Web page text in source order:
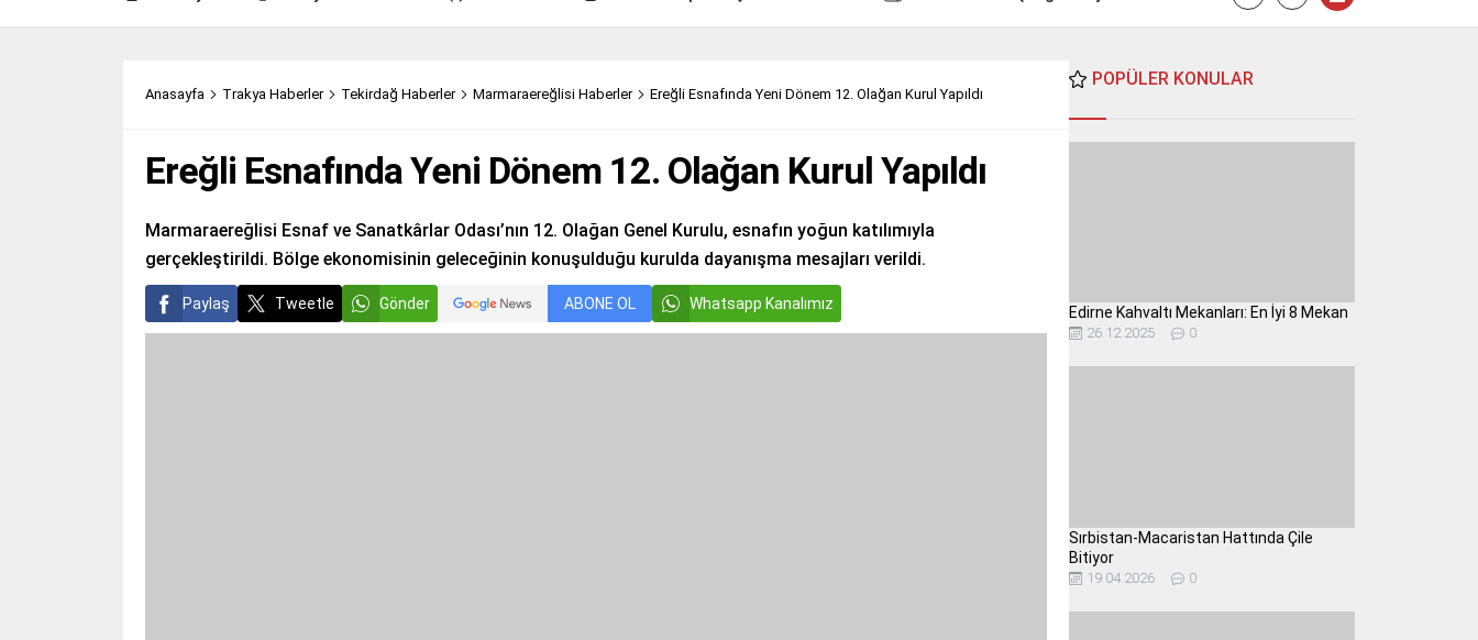
Anasayfa Trakya Haberler Tekirdağ Haberler Marmaraereğlisi Haberler Ereğli Esnafında Yeni Dönem 12. Olağan Kurul Yapıldı
Ereğli Esnafında Yeni Dönem 12. Olağan Kurul Yapıldı
Marmaraereğlisi Esnaf ve Sanatkârlar Odası’nın 12. Olağan Genel Kurulu, esnafın yoğun katılımıyla
gerçekleştirildi. Bölge ekonomisinin geleceğinin konuşulduğu kurulda dayanışma mesajları verildi.
Paylaş Tweetle Gönder ABONE OL Whatsapp Kanalımız
POPÜLER KONULAR
Edirne Kahvaltı Mekanları: En İyi 8 Mekan
26.12.2025 0
Sırbistan-Macaristan Hattında Çile
Bitiyor
19.04.2026 0